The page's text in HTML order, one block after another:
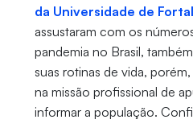
da Universidade de
assustaram com os
pandemia no Brasil,
suas rotinas de vida,
na missão profissional de
informar a população.